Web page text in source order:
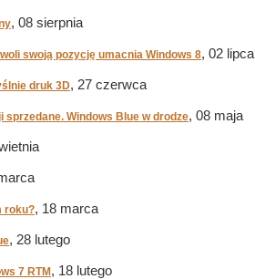
, 08 sierpnia
swoją pozycję umacnia Windows 8, 02 lipca
druk 3D, 27 czerwca
sprzedane. Windows Blue w drodze, 08 maja
roku?, 18 marca
, 28 lutego
7 RTM , 18 lutego